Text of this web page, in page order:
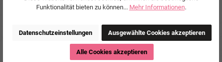
Funktionalität bieten zu können... Mehr Informationen.
Datenschutzeinstellungen Ausgewählte Cookies akzeptieren
Alle Cookies akzeptieren